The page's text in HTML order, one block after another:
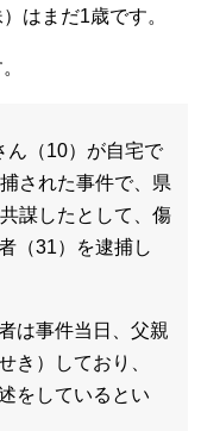
はまだ1歳です。
ん（10）が自宅で
された事件で、県
謀したとして、傷
（31）を逮捕し
は事件当日、父親
き）しており、
をしているとい